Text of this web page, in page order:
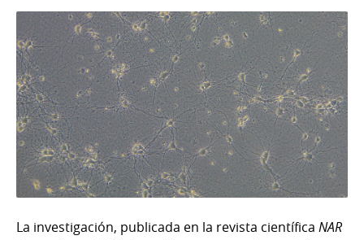
La investigación, publicada en la revista científica NAR